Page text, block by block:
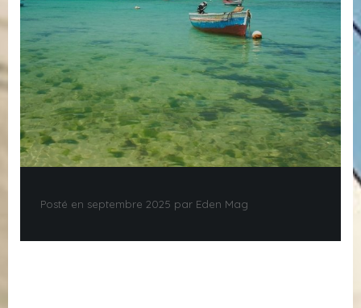
Posté en septembre 2025 par Eden Mag